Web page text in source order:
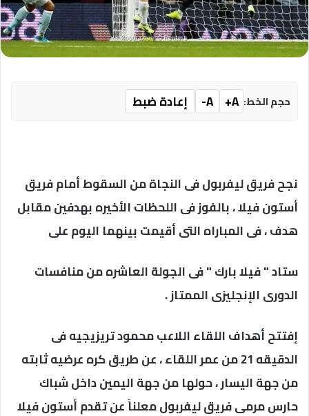
حجم الخط: A+
A- إعادة ضبط
نجح فريق ليفربول فى النجاة من السقوط أمام فريق
أستون فيلا ، بالفوز فى اللحظات الأخيره بهدفين مقابل
هدف ، فى المباراه التى أقيمت بينهما اليوم على
ستاد " فيلا بارك " فى الجولة العاشره من منافسات
الدورى الإنجليزى الممتاز .
إفتتح أهداف اللقاء اللاعب محمود تريزيجيه فى
الدقيقه 21 من عمر اللقاء ، عن طريق كره عرضيه ثابته
من جهة اليسار ، حولها من جهة اليمين داخل شباك
حارس مرمى فريق ليفربول معلناً عن تقدم أستون فيلا